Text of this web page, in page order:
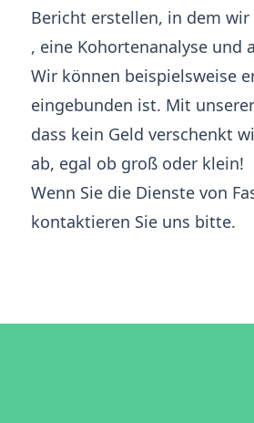
Bericht erstellen, in dem
, eine Kohortenanalyse und
Wir können beispielsweise
eingebunden ist. Mit
dass kein Geld verschenkt
ab, egal ob groß oder klein!
Wenn Sie die Dienste von
kontaktieren Sie uns bitte.